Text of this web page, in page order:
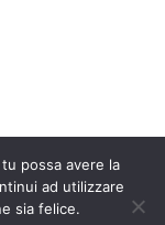
possa avere la
ad utilizzare
sia felice.